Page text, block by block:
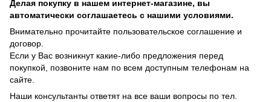
Делая покупку в нашем интернет-магазине, вы
автоматически соглашаетесь с нашими условиями.
Внимательно прочитайте пользовательское соглашение и
договор.
Если у Вас возникнут какие-либо предложения перед
покупкой, позвоните нам по всем доступным телефонам на
сайте.
Наши консультанты ответят на все ваши вопросы по тел.